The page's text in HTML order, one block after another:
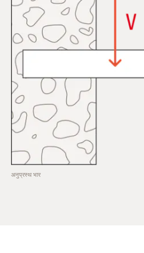
अनुप्रस्थ भार